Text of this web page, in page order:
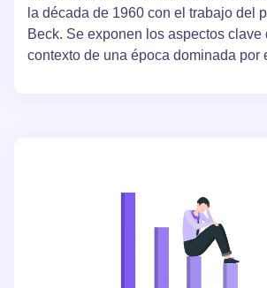
la década de 1960 con el trabajo del
Beck. Se exponen los aspectos clave
contexto de una época dominada por